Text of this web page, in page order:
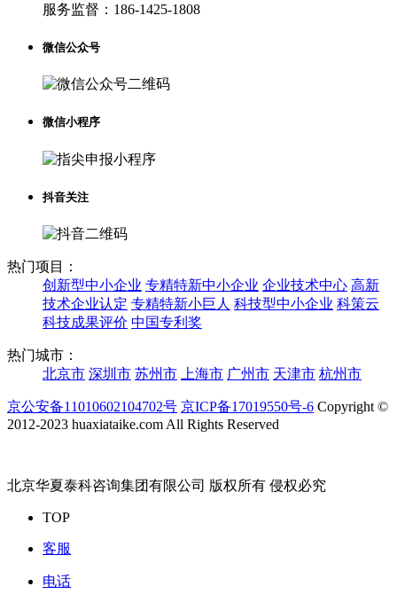
服务监督： 186-1425-1808
微信公众号
微信小程序
抖音关注
热门项目：
创新型中小企业 专精特新中小企业 企业技术中心 高新
技术企业认定 专精特新小巨人 科技型中小企业 科策云
科技成果评价 中国专利奖
热门城市：
北京市 深圳市 苏州市 上海市 广州市 天津市 杭州市
京公安备11010602104702号 京ICP备17019550号-6 Copyright ©
2012-2023 huaxiataike.com All Rights Reserved
北京华夏泰科咨询集团有限公司 版权所有 侵权必究
TOP
客服
电话